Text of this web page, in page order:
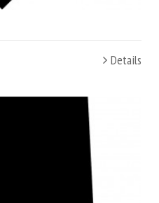
Details